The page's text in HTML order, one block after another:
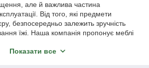
але й важлива частина
Від того, які предмети
безпосередньо залежить зручність
їжі. Наша компанія пропонує меблі
Це позитивно впливає на якість
Показати все